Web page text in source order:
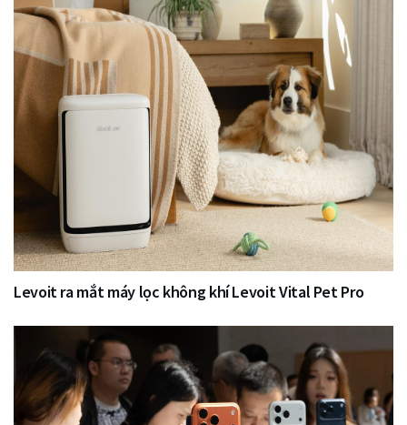
Levoit ra mắt máy lọc không khí Levoit Vital Pet Pro